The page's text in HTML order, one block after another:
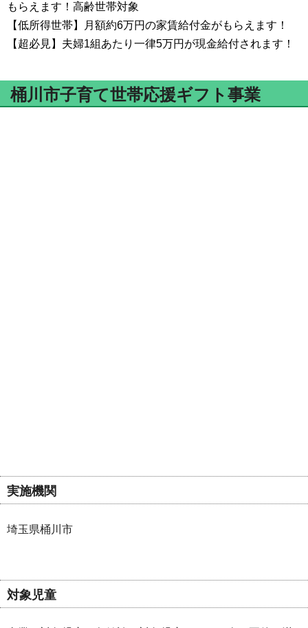
もらえます！高齢世帯対象
【低所得世帯】月額約6万円の家賃給付金がもらえます！
【超必見】夫婦1組あたり一律5万円が現金給付されます！
桶川市子育て世帯応援ギフト事業
実施機関
埼玉県桶川市
対象児童